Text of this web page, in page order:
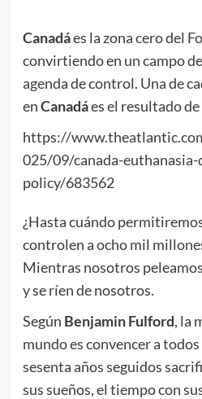
Canadáes la zona cero del
convirtiendo en un campo
agenda de control. Una de
enCanadáes el resultado de
https://
025/09/canada-
policy/683562
¿Hasta cuándo
controlen a ocho mil
Mientras nosotros
y se ríen de nosotros.
Según Benjamin Fulford, la
mundo es convencer a
sesenta años seguidos
sus sueños, el tiempo con